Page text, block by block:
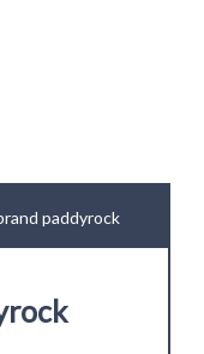
paddyrock